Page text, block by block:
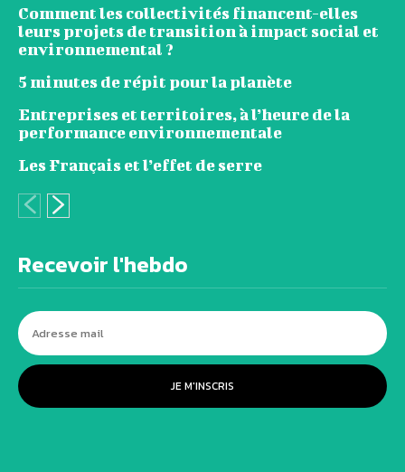
Comment les collectivités financent-elles
leurs projets de transition à impact social et
environnemental ?
5 minutes de répit pour la planète
Entreprises et territoires, à l’heure de la
performance environnementale
Les Français et l’effet de serre
Recevoir l'hebdo
JE M'INSCRIS